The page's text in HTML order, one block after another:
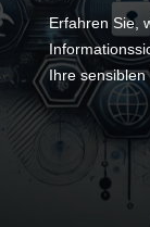
Erfahren Sie,
Ihre sensiblen